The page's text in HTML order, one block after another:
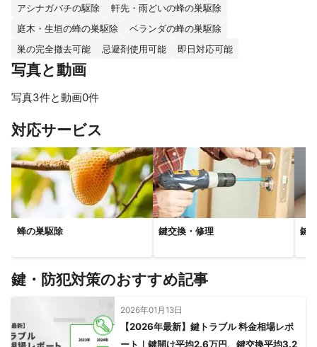
アシナガバチの駆除
軒先・雨どいの蜂の巣駆除
庭木・生垣の蜂の巣駆除
ベランダの蜂の巣駆除
巣の完全撤去可能
忌避剤使用可能 即日対応可能
写真と動画
写真3件と動画0件
対応サービス
蜂の巣駆除 鍵交換・修理 鍵
鍵・防犯対策のおすすめ記事
2026年01月13日
【2026年最新】鍵トラブル 料金相場レポ
ート｜鍵開け平均2.6万円、鍵交換平均3.2